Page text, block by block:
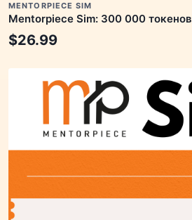
MENTORPIECE SIM
Mentorpiece Sim: 300 000 токенов
$26.99